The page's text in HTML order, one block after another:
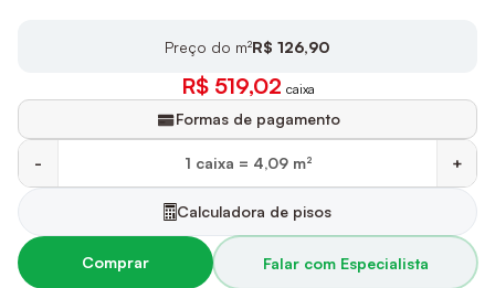
R$ 519,02 caixa
Preço do m²R$ 126,90
Formas de pagamento
- +
Calculadora de pisos
Comprar Falar com Especialista